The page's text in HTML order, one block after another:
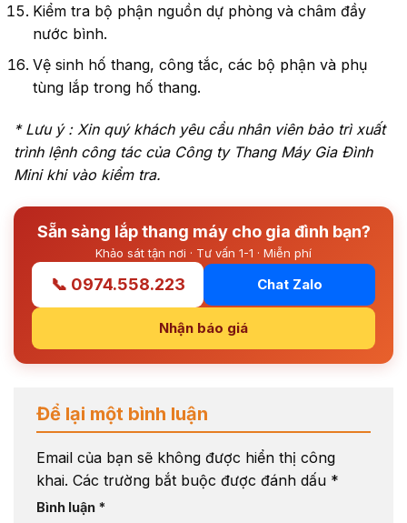
Kiểm tra bộ phận nguồn dự phòng và châm đầy
nước bình.
Vệ sinh hố thang, công tắc, các bộ phận và phụ
tùng lắp trong hố thang.
* Lưu ý : Xin quý khách yêu cầu nhân viên bảo trì xuất
trình lệnh công tác của Công ty Thang Máy Gia Đình
Mini khi vào kiểm tra.
Sẵn sàng lắp thang máy cho gia đình bạn?
Khảo sát tận nơi · Tư vấn 1-1 · Miễn phí
📞 0974.558.223 Chat Zalo
Nhận báo giá
Để lại một bình luận
Email của bạn sẽ không được hiển thị công
khai. Các trường bắt buộc được đánh dấu *
Bình luận *